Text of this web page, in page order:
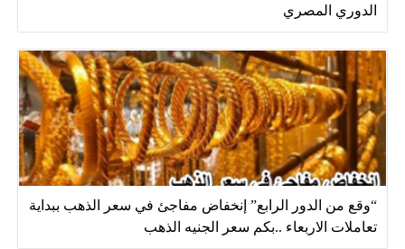
الدوري المصري
“وقع من الدور الرابع” إنخفاض مفاجئ في سعر الذهب ببداية
تعاملات الاربعاء ..بكم سعر الجنيه الذهب